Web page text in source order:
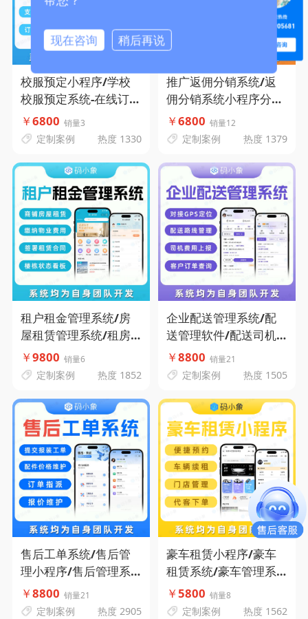
校服预定小程序/学校
校服预定系统-在线订购
校服-学校班级管理-支
持校服定制-订单数据管
￥6800 销量3
定制案例 热度 1330
推广返佣分销系统/返
佣分销系统小程序分销
小程序/分销返佣推广
小程序-码小象源码
￥6800 销量12
定制案例 热度 1379
租户租金管理系统/房
屋租赁管理系统/租房
管理系统-码小象源码
￥9800 销量6
定制案例 热度 1852
企业配送管理系统/配
送管理软件/配送司机
管理-码小象源码
￥8800 销量21
定制案例 热度 1505
售后工单系统/售后管
理小程序/售后管理系
统-码小象源码
￥8800 销量21
定制案例 热度 2905
豪车租赁小程序/豪车
租赁系统/豪车管理系
统-便捷预约-车辆管理-
车辆续租-门店管理-代
￥5800 销量8
定制案例 热度 1562
现在咨询 稍后再说